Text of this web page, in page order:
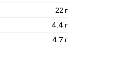
22 г
4.4 г
4.7 г